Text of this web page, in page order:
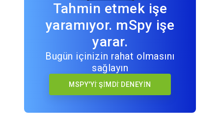
Tahmin etmek işe
yaramıyor. mSpy işe
yarar.
Bugün içinizin rahat olmasını
sağlayın
MSPY'Yİ ŞİMDİ DENEYİN